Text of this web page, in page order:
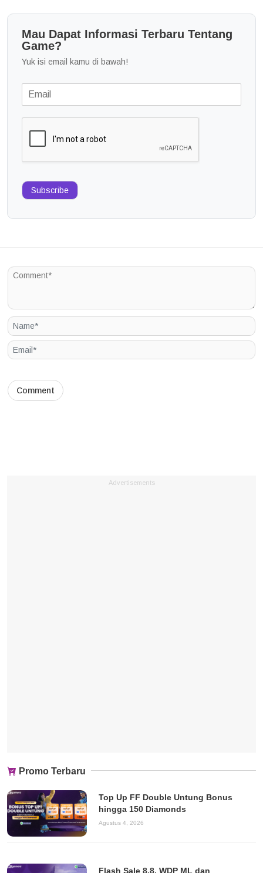
Mau Dapat Informasi Terbaru Tentang
Game?
Yuk isi email kamu di bawah!
Subscribe
Advertisements
Promo Terbaru
Top Up FF Double Untung Bonus
hingga 150 Diamonds
Agustus 4, 2026
Flash Sale 8.8, WDP ML dan